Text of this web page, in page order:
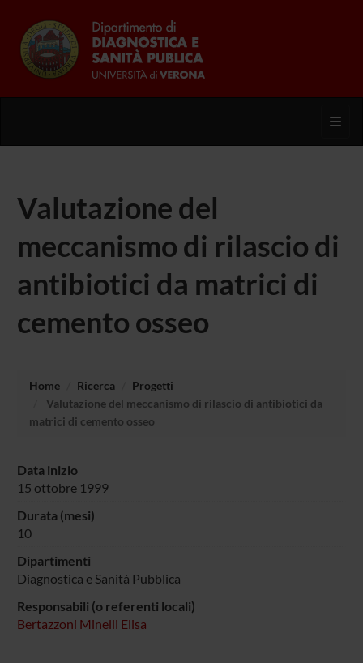
Valutazione del
meccanismo di rilascio di
antibiotici da matrici di
cemento osseo
Home Ricerca
Progetti
Valutazione del meccanismo di rilascio di antibiotici da
matrici di cemento osseo
Data inizio
15 ottobre 1999
Durata (mesi)
10
Dipartimenti
Diagnostica e Sanità Pubblica
Responsabili (o referenti locali)
Bertazzoni Minelli Elisa